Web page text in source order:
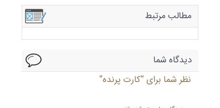
مطالب مرتبط
دیدگاه شما
نظر شما برای “کارت پرنده”